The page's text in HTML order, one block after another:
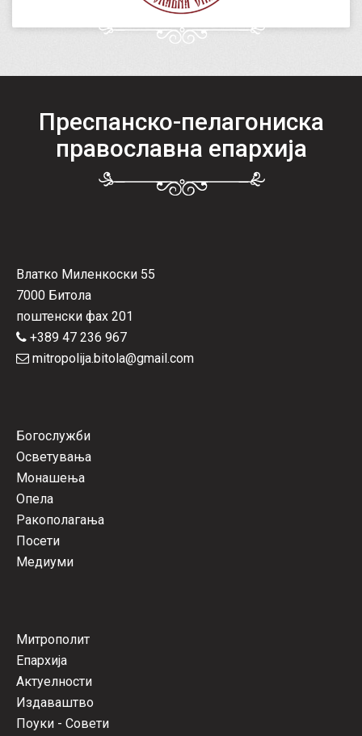
Преспанско-пелагониска
православна епархија
Влатко Миленкоски 55
7000 Битола
поштенски фах 201
+389 47 236 967
mitropolija.bitola@gmail.com
Богослужби
Осветувања
Монашења
Опела
Ракополагања
Посети
Медиуми
Митрополит
Епархија
Актуелности
Издаваштво
Поуки - Совети